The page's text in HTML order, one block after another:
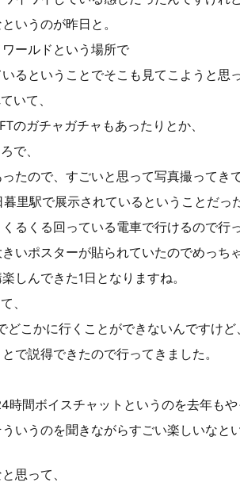
いうのが昨日と。
ールドという場所で
るということでそこも見てこようと思
いて、
のガチャガチャもあったりとか、
で、
たので、すごいと思って写真撮ってき
里駅で展示されているということだっ
るくる回っている電車で行けるので行
いポスターが貼られていたのでめっち
しんできた1日となりますね。
、
こかに行くことができないんですけど
で説得できたので行ってきました。
間ボイスチャットというのを去年もや
いうのを聞きながらすごい楽しいなと
思って、